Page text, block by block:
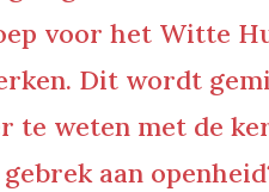
voor het Witte
Dit wordt
te weten met de
aan